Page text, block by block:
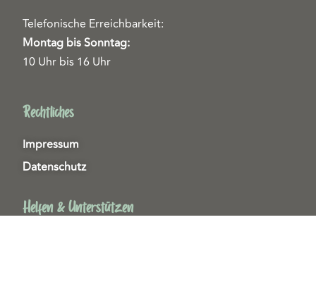
Telefonische Erreichbarkeit:
Montag bis Sonntag:
10 Uhr bis 16 Uhr
Rechtliches
Impressum
Datenschutz
Helfen & Unterstützen